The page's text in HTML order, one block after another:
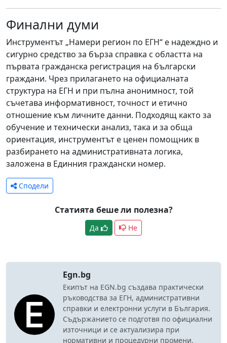
Финални думи
Инструментът „Намери регион по ЕГН“ е надеждно и
сигурно средство за бърза справка с областта на
първата гражданска регистрация на български
граждани. Чрез прилагането на официалната
структура на ЕГН и при пълна анонимност, той
съчетава информативност, точност и етично
отношение към личните данни. Подходящ както за
обучение и технически анализ, така и за обща
ориентация, инструментът е ценен помощник в
разбирането на административната логика,
заложена в Единния граждански номер.
Сподели
Статията беше ли полезна?
Да Не
Egn.bg
Екипът на EGN.bg създава практически
ръководства за ЕГН, административни
справки и електронни услуги в България.
Съдържанието се подготвя по официални
източници и се актуализира при
нормативни и процедурни промени.